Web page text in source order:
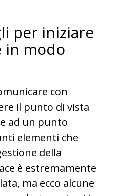
per iniziare
in modo
con
il punto di vista
ad un punto
elementi che
della
è estremamente
ma ecco alcune